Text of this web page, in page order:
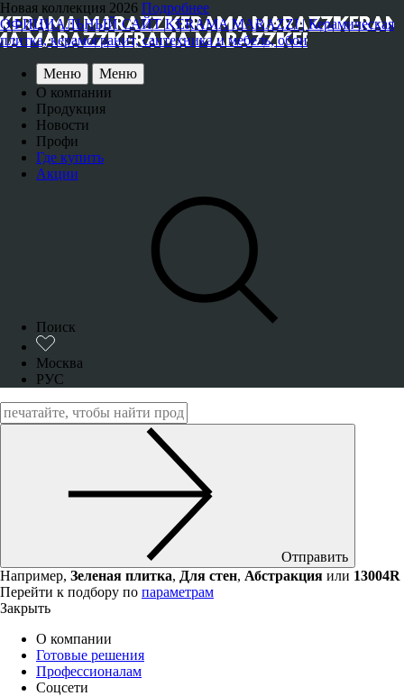
Новая коллекция 2026 Подробнее
ОФИЦИАЛЬНЫЙ САЙТ KERAMA MARAZZI | Керамическая
плитка, керамогранит, сантехника и мебель, обои
Меню
Меню
О компании
Продукция
Новости
Профи
Где купить
Акции
Поиск
Москва
РУС
Отправить
Например, Зеленая плитка, Для стен, Абстракция или 13004R
Перейти к подбору по параметрам
Закрыть
О компании
Готовые решения
Профессионалам
Соцсети